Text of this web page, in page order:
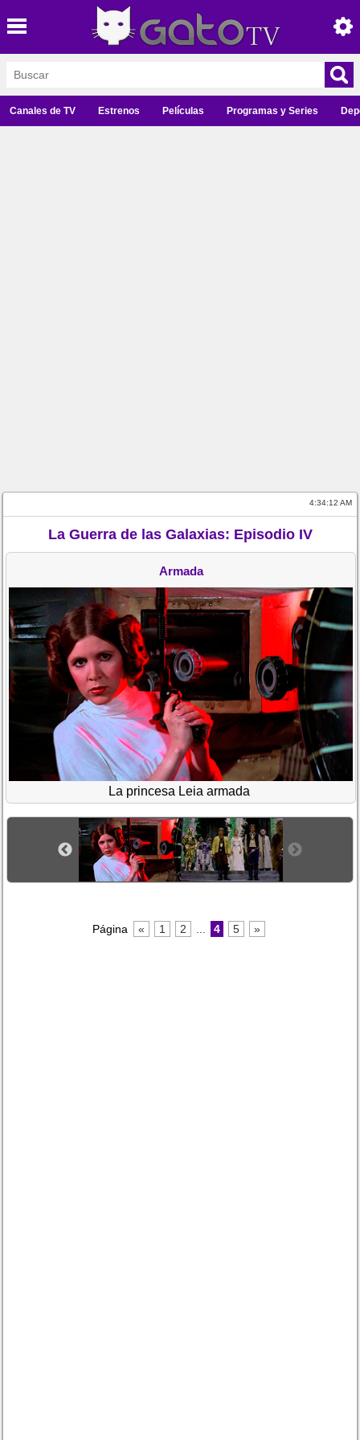
Canales de TV Estrenos Películas Programas y Series
4:34:12 AM
La Guerra de las Galaxias: Episodio IV
Armada
La princesa Leia armada
Página « 1 2 4 5 »